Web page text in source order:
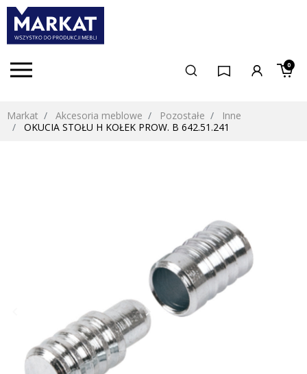
0
Markat Akcesoria meblowe Pozostałe
Inne
OKUCIA STOŁU H KOŁEK PROW. B 642.51.241
Następny
keyboard_arrow_right